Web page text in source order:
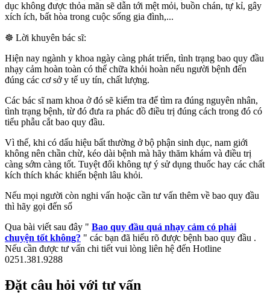
dục không được thỏa mãn sẽ dẫn tới mệt mỏi, buồn chán, tự kỉ, gây
xích ích, bất hòa trong cuộc sống gia đình,...
☸​ Lời khuyên bác sĩ:
Hiện nay ngành y khoa ngày càng phát triển, tình trạng bao quy đầu
nhạy cảm hoàn toàn có thể chữa khỏi hoàn nếu người bệnh đến
đúng các cơ sở y tế uy tín, chất lượng.
Các bác sĩ nam khoa ở đó sẽ kiểm tra để tìm ra đúng nguyên nhân,
tình trạng bệnh, từ đó đưa ra phác đồ điều trị đúng cách trong đó có
tiểu phẫu cắt bao quy đầu.
Vì thế, khi có dấu hiệu bất thường ở bộ phận sinh dục, nam giới
không nên chần chừ, kéo dài bệnh mà hãy thăm khám và điều trị
càng sớm càng tốt. Tuyệt đối không tự ý sử dụng thuốc hay các chất
kích thích khác khiến bệnh lâu khỏi.
Nếu mọi người còn nghi vấn hoặc cần tư vấn thêm về bao quy đầu
thì hãy gọi đến số
Qua bài viết sau đây " Bao quy đầu quá nhạy cảm có phải
chuyện tốt không? " các bạn đã hiểu rõ được bệnh bao quy đầu .
Nếu cần được tư vấn chi tiết vui lòng liên hệ đến Hotline
0251.381.9288
Đặt câu hỏi với tư vấn